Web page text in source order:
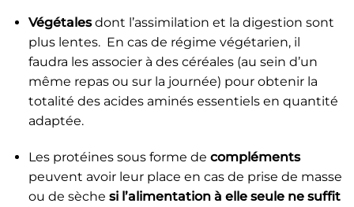
Végétalesdont l’assimilation et la digestion sont
plus lentes. En cas de régime végétarien, il
faudra les associer à des céréales (au sein d’un
même repas ou sur la journée) pour obtenir la
totalité des acides aminés essentiels en quantité
adaptée.
Les protéines sous forme de compléments
peuvent avoir leur place en cas de prise de masse
ou de sèche si l’alimentation à elle seule ne suffit